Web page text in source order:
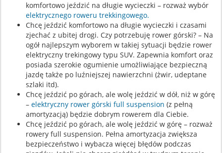
komfortowo jeździć na długie wycieczki – rozważ wybór
elektrycznego roweru trekkingowego.
Chcę jeździć komfortowo na długie wycieczki i czasami
zjechać z ubitej drogi. Czy potrzebuję rower górski? – Na
ogół najlepszym wyborem w takiej sytuacji będzie rower
elektryczny trekingowy typu SUV. Zapewnia komfort oraz
posiada szerokie ogumienie umożliwiające bezpieczną
jazdę także po luźniejszej nawierzchni (żwir, udeptane
szlaki itd).
Chcę jeździć po górach, ale wolę jeździć w dół, niż w górę
– elektryczny rower górski full suspension (z pełną
amortyzacją) będzie dobrym rowerem dla Ciebie.
Chcę jeździć po górach, ale wolę jeździć w górę – rozważ
rowery full suspension. Pełna amortyzacja zwiększa
bezpieczeństwo i wybacza więcej błędów podczas